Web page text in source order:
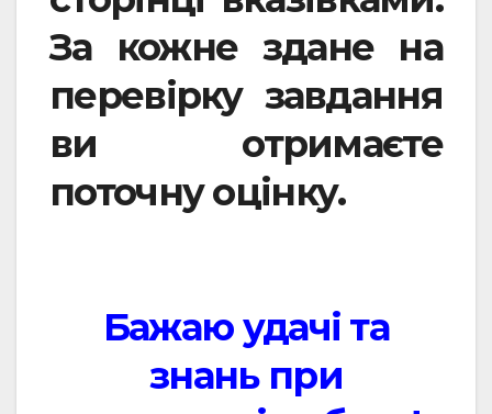
За кожне здане на
перевірку завдання
ви отримаєте
поточну оцінку.
Бажаю удачі та
знань при